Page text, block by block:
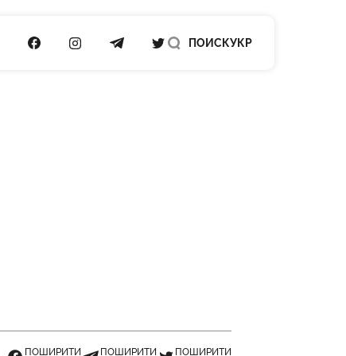
ПОСИЛАННЯ НА FACEBOOK
ПОСИЛАННЯ НА INSTAGRAM
ПОСИЛАННЯ НА TELEGRAM
ПОСИЛАННЯ НА TWITTER
ПОИСКУКР
ПОШИРИТИ ПОШИРИТИ ПОШИРИТИ